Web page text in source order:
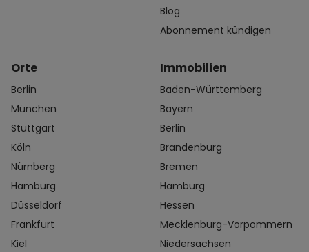
Blog
Abonnement kündigen
Orte
Berlin
München
Stuttgart
Köln
Nürnberg
Hamburg
Düsseldorf
Frankfurt
Kiel
Immobilien
Baden-Württemberg
Bayern
Berlin
Brandenburg
Bremen
Hamburg
Hessen
Mecklenburg-Vorpommern
Niedersachsen